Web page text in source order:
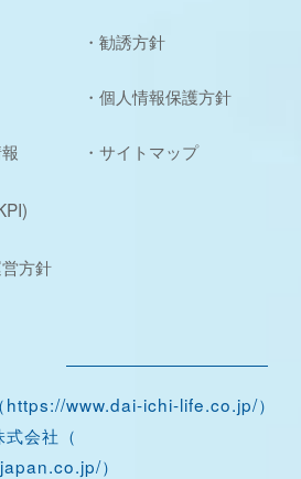
・勧誘方針
・個人情報保護方針
・サイトマップ
方針
https://www.dai-ichi-life.co.jp/）
会社（
）